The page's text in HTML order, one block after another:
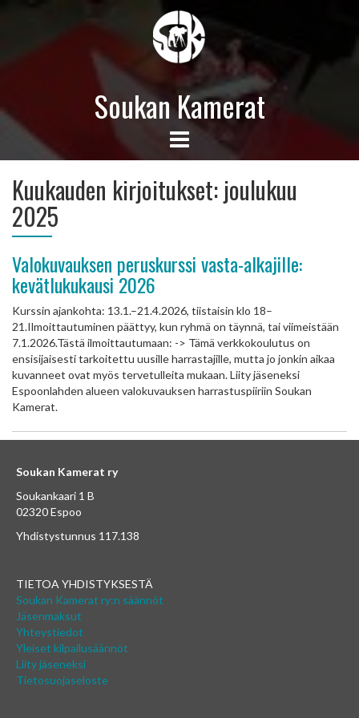
Soukan Kamerat
Kuukauden kirjoitukset: joulukuu
2025
Valokuvauksen peruskurssi vasta-alkajille:
kevätlukukausi 2026
Kurssin ajankohta: 13.1.–21.4.2026, tiistaisin klo 18–
21.Ilmoittautuminen päättyy, kun ryhmä on täynnä, tai viimeistään
7.1.2026.Tästä ilmoittautumaan: -> Tämä verkkokoulutus on
ensisijaisesti tarkoitettu uusille harrastajille, mutta jo jonkin aikaa
kuvanneet ovat myös tervetulleita mukaan. Liity jäseneksi
Espoonlahden alueen valokuvauksen harrastuspiiriin Soukan
Kamerat.
Soukan Kamerat ry
Soukankaari 1 B
02320 Espoo
Yhdistystunnus 117.138
TIETOA YHDISTYKSESTÄ
Soukan Kamerat ry:n säännöt
Jäsenmaksut
Yhteystiedot
Yleiset kilpailusäännöt
Liity jäseneksi
Tietosuojaseloste